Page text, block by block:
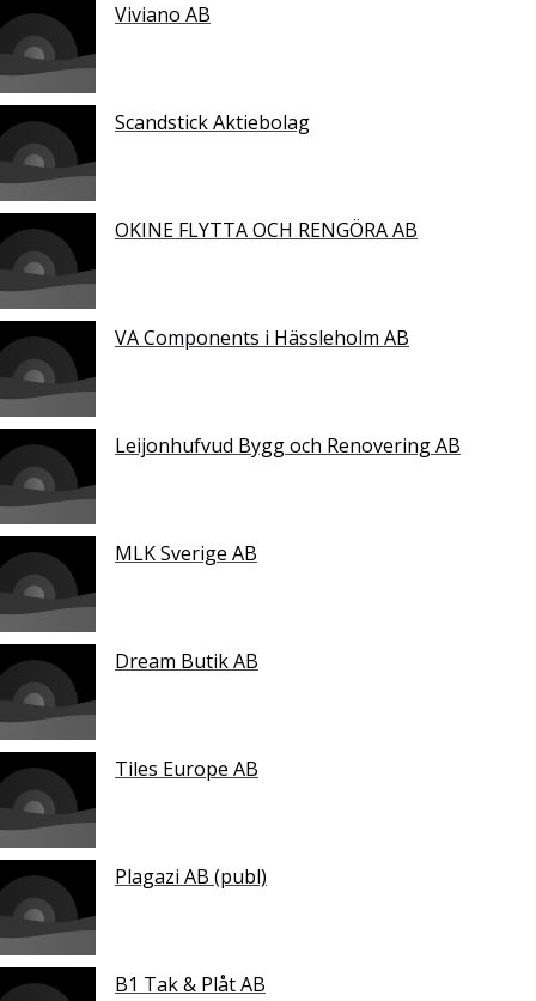
Viviano AB
Scandstick Aktiebolag
OKINE FLYTTA OCH RENGÖRA AB
VA Components i Hässleholm AB
Leijonhufvud Bygg och Renovering AB
MLK Sverige AB
Dream Butik AB
Tiles Europe AB
Plagazi AB (publ)
B1 Tak & Plåt AB